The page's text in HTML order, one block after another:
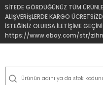
SİTEDE GÖRDÜĞÜNÜZ TÜM
ALIŞVERİŞLERDE KARGO
İSTEĞİNİZ OLURSA İLETİŞİME
https://www.ebay.com/str/